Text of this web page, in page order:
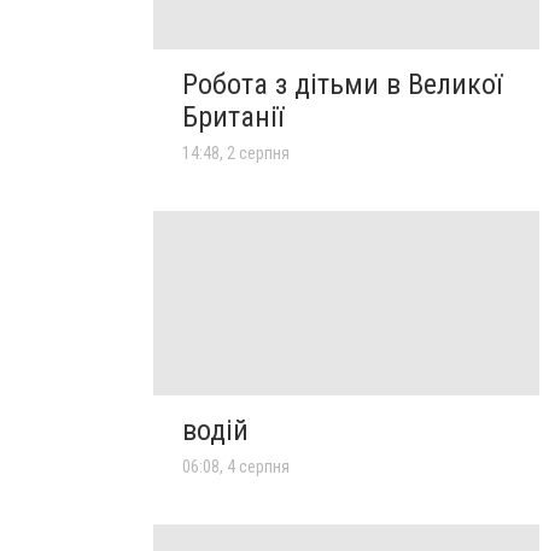
Робота з дітьми в Великої
Британії
14:48, 2 серпня
водій
06:08, 4 серпня